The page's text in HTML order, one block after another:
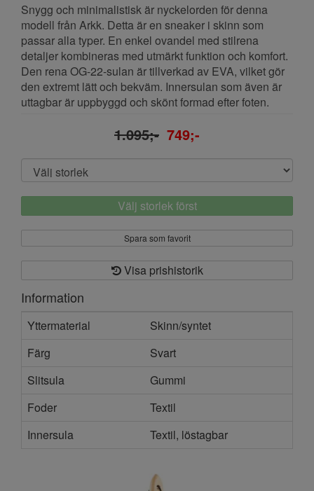
Snygg och minimalistisk är nyckelorden för denna
modell från Arkk. Detta är en sneaker i skinn som
passar alla typer. En enkel ovandel med stilrena
detaljer kombineras med utmärkt funktion och komfort.
Den rena OG-22-sulan är tillverkad av EVA, vilket gör
den extremt lätt och bekväm. Innersulan som även är
uttagbar är uppbyggd och skönt formad efter foten.
1.095;- 749;-
Välj storlek först
Spara som favorit
Visa prishistorik
Information
Yttermaterial
Skinn/syntet
Färg
Svart
Slitsula
Gummi
Foder
Textil
Innersula
Textil, löstagbar